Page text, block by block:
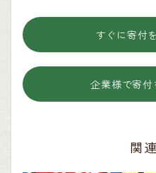
すぐに寄付
企業様で寄付
関